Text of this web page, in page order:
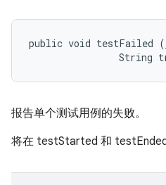
public void testFailed (
String
报告单个测试用例的失败。
将在 testStarted 和 testEnded